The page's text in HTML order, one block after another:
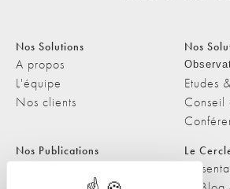
Nos Solutions
A propos
L'équipe
Nos clients
Nos
Etudes
Conseil
Nos Publications Le